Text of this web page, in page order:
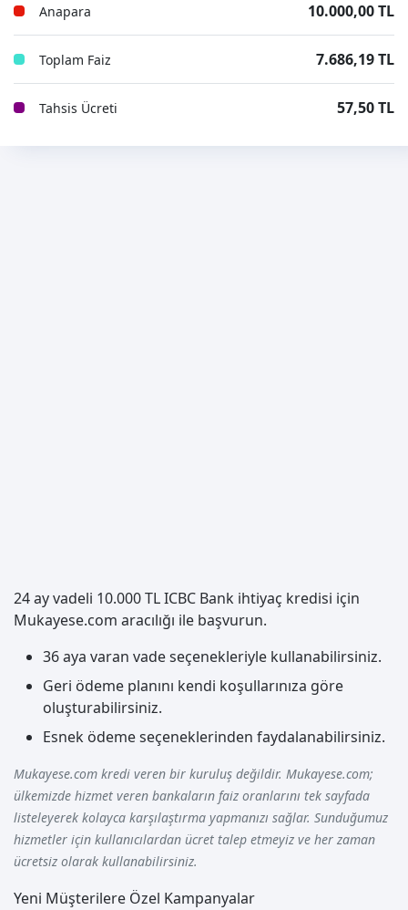
Anapara 10.000,00 TL
Toplam Faiz 7.686,19 TL
Tahsis Ücreti 57,50 TL
24 ay vadeli 10.000 TL ICBC Bank ihtiyaç kredisi için
Mukayese.com aracılığı ile başvurun.
36 aya varan vade seçenekleriyle kullanabilirsiniz.
Geri ödeme planını kendi koşullarınıza göre
oluşturabilirsiniz.
Esnek ödeme seçeneklerinden faydalanabilirsiniz.
Mukayese.com kredi veren bir kuruluş değildir. Mukayese.com;
ülkemizde hizmet veren bankaların faiz oranlarını tek sayfada
listeleyerek kolayca karşılaştırma yapmanızı sağlar. Sunduğumuz
hizmetler için kullanıcılardan ücret talep etmeyiz ve her zaman
ücretsiz olarak kullanabilirsiniz.
Yeni Müşterilere Özel Kampanyalar